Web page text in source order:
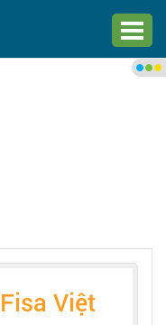
Việt